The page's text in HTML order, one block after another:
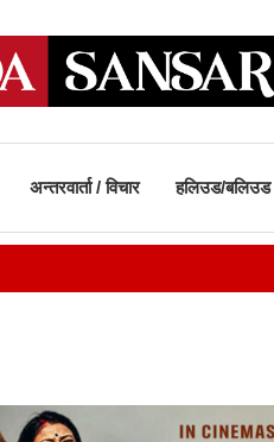
अन्तरवार्ता / विचार हलिउड/बलिउड